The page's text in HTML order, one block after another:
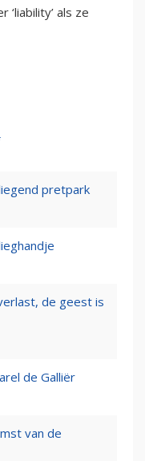
als ze
pretpark
de geest is
de Galliër
van de